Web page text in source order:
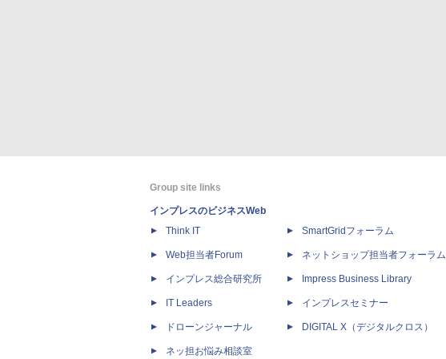
Group site links
インプレスのビジネスWeb
Think IT
Web担当者Forum
インプレス総合研究所
IT Leaders
ドローンジャーナル
ネッ担お悩み相談室
SmartGridフォーラム
ネットショップ担当者フォーラム
Impress Business Library
インプレスセミナー
DIGITAL X（デジタルクロス）